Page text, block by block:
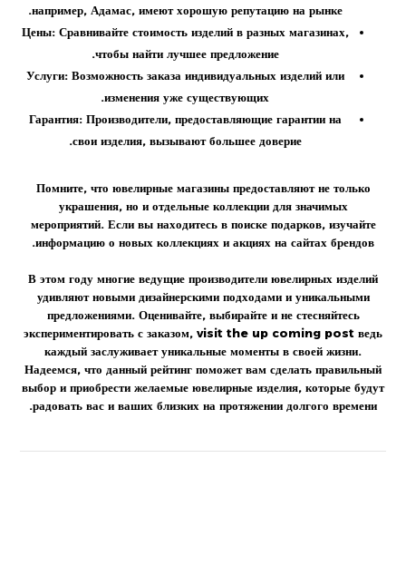
например, Адамас, имеют хорошую репутацию на рынке.
Цены:Сравнивайте стоимость изделий в разных магазинах,
чтобы найти лучшее предложение.
Услуги:Возможность заказа индивидуальных изделий или
изменения уже существующих.
Гарантия:Производители, предоставляющие гарантии на
свои изделия, вызывают большее доверие.
Помните, что ювелирные магазины предоставляют не только
украшения, но и отдельные коллекциидля значимых
мероприятий. Если вы находитесь в поиске подарков, изучайте
информацию о новых коллекциях и акциях на сайтах брендов.
В этом году многие ведущие производители ювелирных изделий
удивляют новыми дизайнерскими подходами и уникальными
предложениями. Оценивайте, выбирайте и не стесняйтесь
экспериментировать с заказом, visit the up coming post ведь
каждый заслуживает уникальные моменты в своей жизни.
Надеемся, что данный рейтинг поможет вам сделать правильный
выбор и приобрести желаемые ювелирные изделия, которые будут
радовать вас и ваших близких на протяжении долгого времени.